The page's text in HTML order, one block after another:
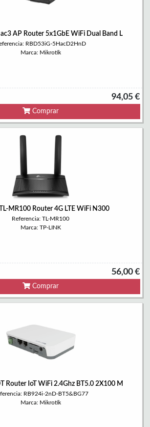
AP Router 5x1GbE WiFi Dual Band L
RBD53iG-5HacD2HnD
Marca: Mikrotik
94,05 €
Comprar
TL-MR100 Router 4G LTE WiFi N300
Referencia: TL-MR100
Marca: TP-LINK
56,00 €
Comprar
Router IoT WiFi 2.4Ghz BT5.0 2X100 M
RB924i-2nD-BT5&BG77
Marca: Mikrotik